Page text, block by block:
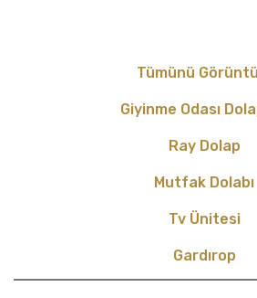
Tümünü
Giyinme Odası
Ray Dolap
Mutfak Dolabı
Tv Ünitesi
Gardırop